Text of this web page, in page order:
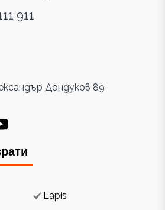
911
Дондуков 89
Lapis